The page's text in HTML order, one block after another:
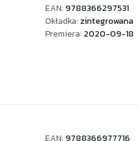
EAN: 9788366297531
Okładka: zintegrowana
Premiera: 2020-09-18
EAN: 9788366977716